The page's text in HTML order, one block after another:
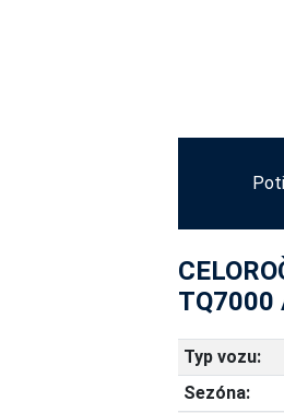
TQ7000
Typ vozu:
Sezóna: